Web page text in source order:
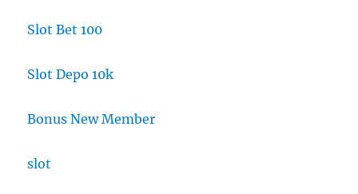
Slot Bet 100
Slot Depo 10k
Bonus New Member
slot